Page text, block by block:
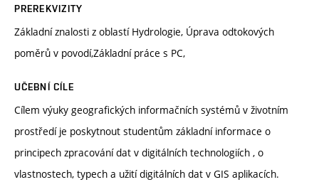
PREREKVIZITY
Základní znalosti z oblastí Hydrologie, Úprava odtokových
poměrů v povodí,Základní práce s PC,
UČEBNÍ CÍLE
Cílem výuky geografických informačních systémů v životním
prostředí je poskytnout studentům základní informace o
principech zpracování dat v digitálních technologiích , o
vlastnostech, typech a užití digitálních dat v GIS aplikacích.